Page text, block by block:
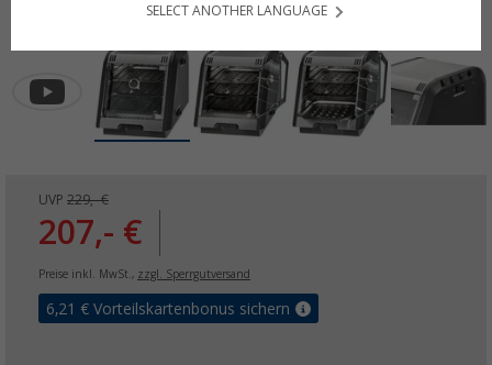
UVP 229,- €
207,- €
Preise inkl. MwSt., zzgl. Sperrgutversand
6,21 € Vorteilskartenbonus sichern
SELECT ANOTHER LANGUAGE